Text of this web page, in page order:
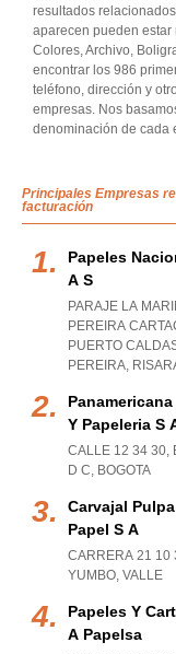
resultados
aparecen pueden estar
Colores, Archivo,
encontrar los 986
teléfono, dirección y
empresas. Nos
denominación de cada
Principales Empresas
facturación
Papeles
A S
PARAJE LA
PEREIRA
PUERTO
PEREIRA,
Y Papeleria S
CALLE 12 34 30,
D C, BOGOTA
Carvajal
Papel S A
CARRERA 21 10
YUMBO, VALLE
Papeles Y
A Papelsa